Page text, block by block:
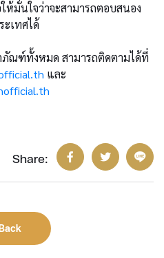
ห้มั่นใจว่าจะสามารถตอบสนอง
เทศได้
ภัณฑ์ทั้งหมด สามารถติดตามได้ที่
และ
Share: